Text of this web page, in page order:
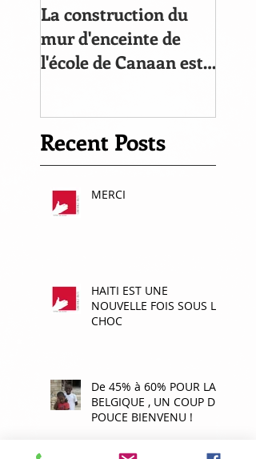
La construction du
mur d'enceinte de
l'école de Canaan est
Recent Posts
MERCI
HAITI EST UNE
NOUVELLE FOIS SOUS LE
CHOC
De 45% à 60% POUR LA
BELGIQUE , UN COUP DE
POUCE BIENVENU !